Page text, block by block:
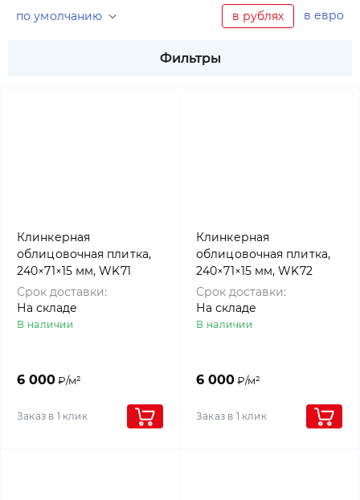
по умолчанию в рублях в евро
Фильтры
Клинкерная
облицовочная плитка,
240×71×15 мм, WK71
Antik-blau-bunt,
Westerwalder klinker
Срок доставки:
На складе
В наличии
6 000₽/м²
Заказ в 1 клик
Клинкерная
облицовочная плитка,
240×71×15 мм, WK72
Blau-bunt-rotsand,
Westerwalder klinker
Срок доставки:
На складе
В наличии
6 000₽/м²
Заказ в 1 клик